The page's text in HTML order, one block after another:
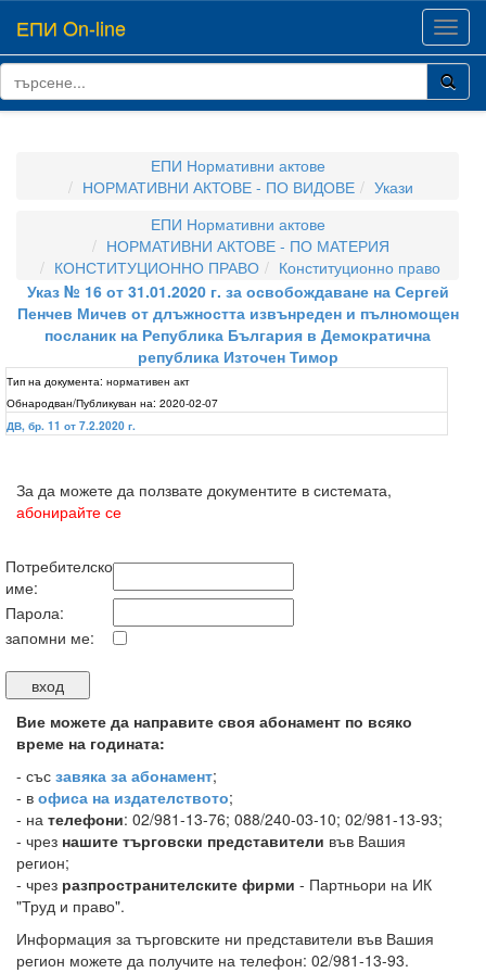
ЕПИ On-line
ЕПИ Нормативни актове
НОРМАТИВНИ АКТОВЕ - ПО ВИДОВЕ
Укази
ЕПИ Нормативни актове
НОРМАТИВНИ АКТОВЕ - ПО МАТЕРИЯ
КОНСТИТУЦИОННО ПРАВО
Конституционно право
Указ № 16 от 31.01.2020 г. за освобождаване на Сергей
Пенчев Мичев от длъжността извънреден и пълномощен
посланик на Република България в Демократична
република Източен Тимор
Тип на документа: нормативен акт
Обнародван/Публикуван на: 2020-02-07
ДВ, бр. 11 от 7.2.2020 г.
За да можете да ползвате документите в системата,
абонирайте се
Потребителско
име:
Парола:
запомни ме:
Вие можете да направите своя абонамент по всяко
време на годината:
- със завяка за абонамент;
- в офиса на издателството;
- на телефони: 02/981-13-76; 088/240-03-10; 02/981-13-93;
- чрез нашите търговски представители във Вашия
регион;
- чрез разпространителските фирми - Партньори на ИК
"Труд и право".
Информация за търговските ни представители във Вашия
регион можете да получите на телефон: 02/981-13-93.